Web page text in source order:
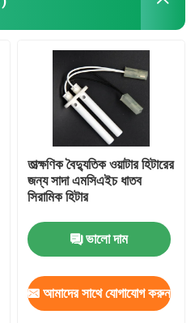
তাত্ক্ষণিক বৈদ্যুতিক ওয়াটার হিটারের
জন্য সাদা এমসিএইচ ধাতব
সিরামিক হিটার
ভালো দাম
আমাদের সাথে যোগাযোগ করুন